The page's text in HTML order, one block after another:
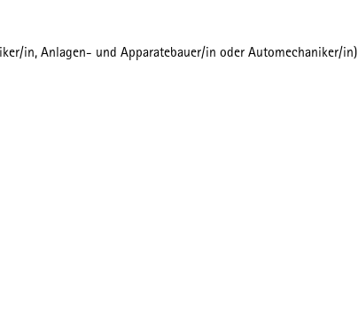
in, Anlagen- und Apparatebauer/in oder Automechaniker/in)